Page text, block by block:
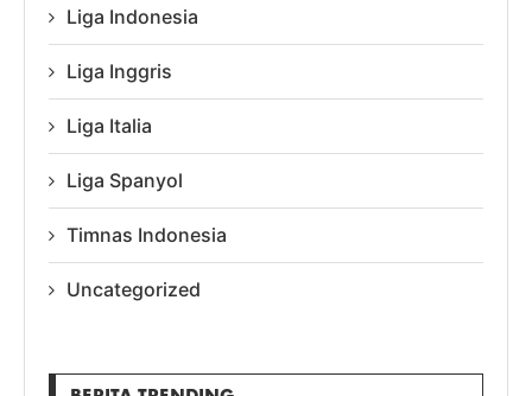
Liga Indonesia
Liga Inggris
Liga Italia
Liga Spanyol
Timnas Indonesia
Uncategorized